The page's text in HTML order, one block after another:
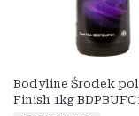
Bodyline Środek
Finish 1kg